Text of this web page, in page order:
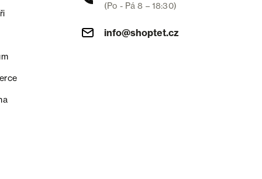
(Po - Pá 8 – 18:30)
info@shoptet.cz